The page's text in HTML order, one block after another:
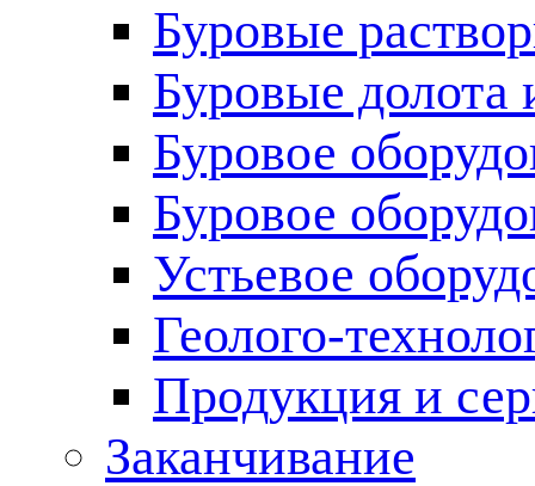
Буровые
Буровые долота
Буровое
Буровое
Устьевое
Геолого-
Продукция и
Заканчивание